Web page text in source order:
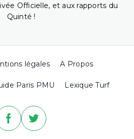
Officielle, et aux rapports du
Quinté !
légales A Propos
Paris PMU Lexique Turf